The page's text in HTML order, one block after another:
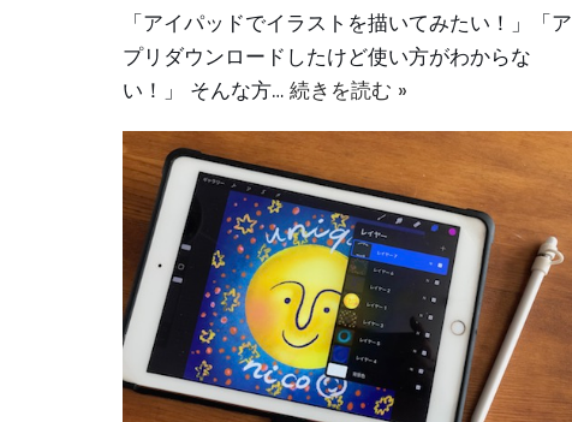
「アイパッドでイラストを描いてみたい！」「ア
プリダウンロードしたけど使い方がわからな
い！」 そんな方… 続きを読む »